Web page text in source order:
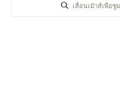
เลื่อนเม้าส์เพื่อ